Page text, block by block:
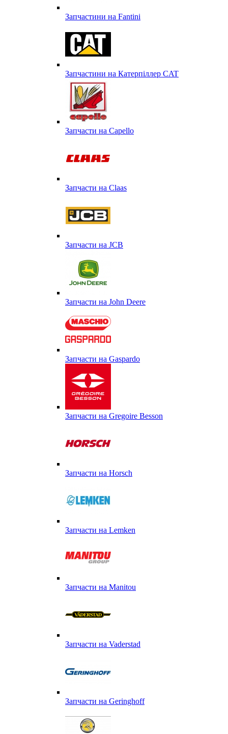
Запчастини на Fantini
Запчастини на Катерпіллер CAT
Запчасти на Capello
Запчасти на Сlaas
Запчасти на JCB
Запчасти на John Deere
Запчасти на Gaspardo
Запчасти на Gregoire Besson
Запчасти на Horsch
Запчасти на Lemken
Запчасти на Manitou
Запчасти на Vaderstad
Запчасти на Geringhoff